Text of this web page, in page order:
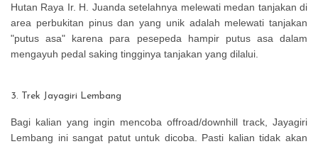
Hutan Raya Ir. H. Juanda setelahnya melewati medan tanjakan di
area perbukitan pinus dan yang unik adalah melewati tanjakan
"putus asa" karena para pesepeda hampir putus asa dalam
mengayuh pedal saking tingginya tanjakan yang dilalui.
3. Trek Jayagiri Lembang
Bagi kalian yang ingin mencoba offroad/downhill track, Jayagiri
Lembang ini sangat patut untuk dicoba. Pasti kalian tidak akan